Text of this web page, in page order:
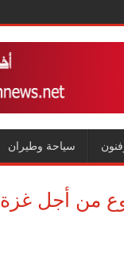
سياحة وطيران
من أجل غزة